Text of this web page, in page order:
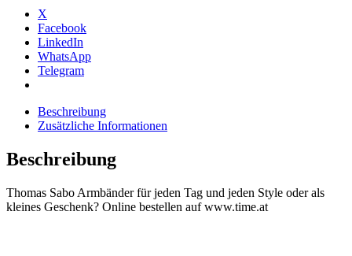
Menge
X
Facebook
LinkedIn
WhatsApp
Telegram
Beschreibung
Zusätzliche Informationen
Beschreibung
Thomas Sabo Armbänder für jeden Tag und jeden Style oder als
kleines Geschenk? Online bestellen auf www.time.at